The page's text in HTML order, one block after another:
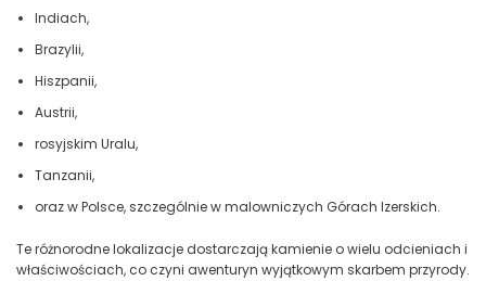
Indiach,
Brazylii,
Hiszpanii,
Austrii,
rosyjskim Uralu,
Tanzanii,
oraz w Polsce, szczególnie w malowniczych Górach Izerskich.
Te różnorodne lokalizacje dostarczają kamienie o wielu odcieniach i
właściwościach, co czyni awenturyn wyjątkowym skarbem przyrody.